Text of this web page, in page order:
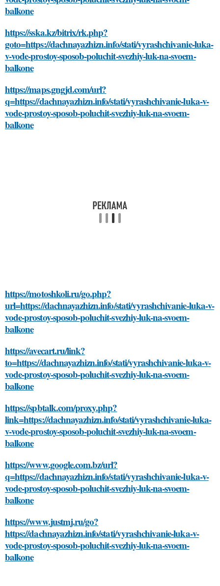
balkone
https://sska.kz/bitrix/rk.php?
goto=https://dachnayazhizn.info/stati/vyrashchivanie-luka-
v-vode-prostoy-sposob-poluchit-svezhiy-luk-na-svoem-
balkone
https://maps.gngjd.com/url?
q=https://dachnayazhizn.info/stati/vyrashchivanie-luka-v-
vode-prostoy-sposob-poluchit-svezhiy-luk-na-svoem-
balkone
https://motoshkoli.ru/go.php?
url=https://dachnayazhizn.info/stati/vyrashchivanie-luka-v-
vode-prostoy-sposob-poluchit-svezhiy-luk-na-svoem-
balkone
https://avecart.ru/link?
to=https://dachnayazhizn.info/stati/vyrashchivanie-luka-v-
vode-prostoy-sposob-poluchit-svezhiy-luk-na-svoem-
balkone
https://spbtalk.com/proxy.php?
link=https://dachnayazhizn.info/stati/vyrashchivanie-luka-
v-vode-prostoy-sposob-poluchit-svezhiy-luk-na-svoem-
balkone
https://www.google.com.bz/url?
q=https://dachnayazhizn.info/stati/vyrashchivanie-luka-v-
vode-prostoy-sposob-poluchit-svezhiy-luk-na-svoem-
balkone
https://www.justmj.ru/go?
https://dachnayazhizn.info/stati/vyrashchivanie-luka-v-
vode-prostoy-sposob-poluchit-svezhiy-luk-na-svoem-
balkone